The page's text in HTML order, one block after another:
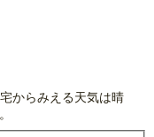
からみえる天気は晴